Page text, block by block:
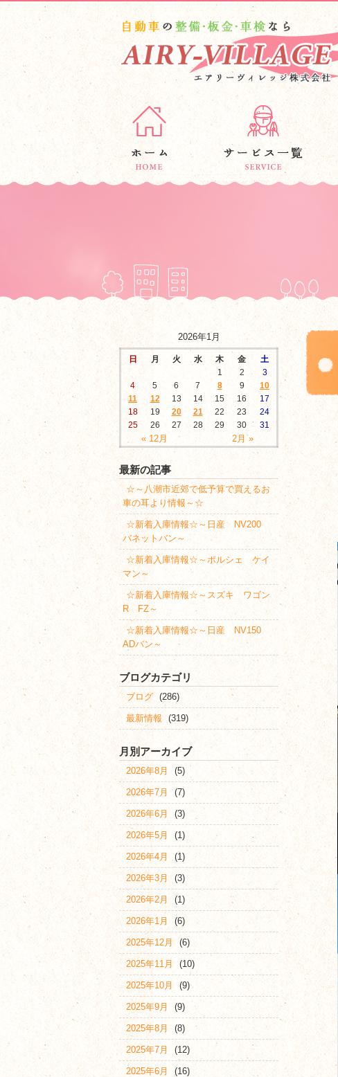
2026年1月
日 月 火 水 木 金 土
« 12月 2月 »
1 2
3
4
5 6 7 8 9
10
11
12 13 14 15 16
17
18
19 20 21 22 23
24
25
26 27 28 29 30 31
最新の記事
☆～八潮市近郊で低予算で買えるお
車の耳より情報～☆
☆新着入庫情報☆～日産 NV200
バネットバン～
☆新着入庫情報☆～ポルシェ ケイ
マン～
☆新着入庫情報☆～スズキ ワゴン
R FZ～
☆新着入庫情報☆～日産 NV150
ADバン～
ブログカテゴリ
ブログ (286)
最新情報 (319)
月別アーカイブ
2026年8月 (5)
2026年7月 (7)
2026年6月 (3)
2026年5月 (1)
2026年4月 (1)
2026年3月 (3)
2026年2月 (1)
2026年1月 (6)
2025年12月 (6)
2025年11月 (10)
2025年10月 (9)
2025年9月 (9)
2025年8月 (8)
2025年7月 (12)
2025年6月 (16)